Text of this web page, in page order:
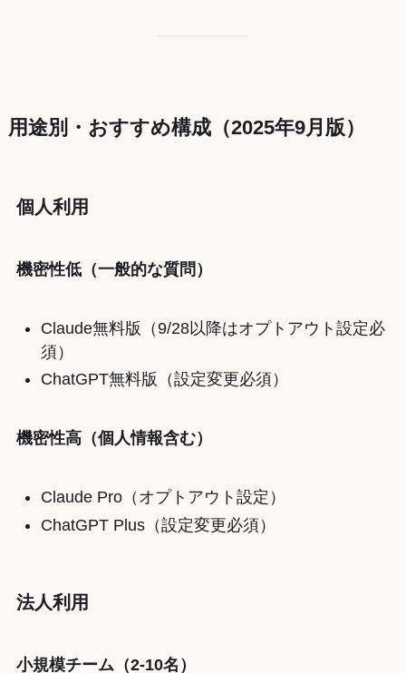
用途別・おすすめ構成（2025年9月版）
個人利用
機密性低（一般的な質問）
Claude無料版（9/28以降はオプトアウト設定必
須）
ChatGPT無料版（設定変更必須）
機密性高（個人情報含む）
Claude Pro（オプトアウト設定）
ChatGPT Plus（設定変更必須）
法人利用
小規模チーム（2-10名）